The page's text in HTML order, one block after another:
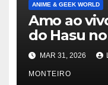
ANIME & GEEK WORLD
Amo ao
do Hasu
School Idol
música –
MAR 31, 2026
MONTEIRO